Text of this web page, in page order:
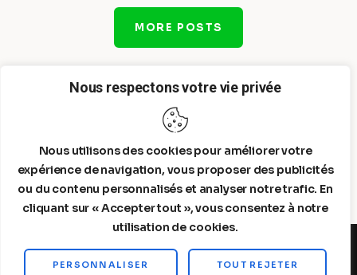
Nous respectons votre vie privée
Nous utilisons des cookies pour améliorer votre
expérience de navigation, vous proposer des publicités
ou du contenu personnalisés et analyser notre trafic. En
cliquant sur « Accepter tout », vous consentez à notre
utilisation de cookies.
PERSONNALISER TOUT REJETER
MORE POSTS